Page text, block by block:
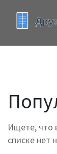
Ищете, что
списке нет